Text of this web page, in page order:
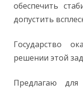
обеспечить
допустить
Государство
решении этой
Предлагаю